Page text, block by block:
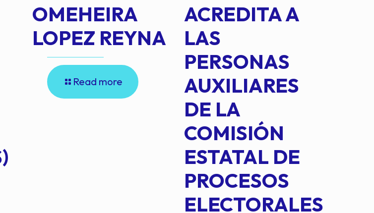
OMEHEIRA
LOPEZ REYNA
Read more
ACREDITA A
LAS
PERSONAS
AUXILIARES
DE LA
COMISIÓN
ESTATAL DE
PROCESOS
ELECTORALES